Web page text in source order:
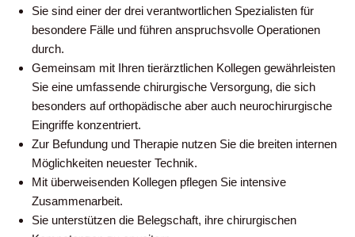
Sie sind einer der drei verantwortlichen Spezialisten für
besondere Fälle und führen anspruchsvolle Operationen
durch.
Gemeinsam mit Ihren tierärztlichen Kollegen gewährleisten
Sie eine umfassende chirurgische Versorgung, die sich
besonders auf orthopädische aber auch neurochirurgische
Eingriffe konzentriert.
Zur Befundung und Therapie nutzen Sie die breiten internen
Möglichkeiten neuester Technik.
Mit überweisenden Kollegen pflegen Sie intensive
Zusammenarbeit.
Sie unterstützen die Belegschaft, ihre chirurgischen